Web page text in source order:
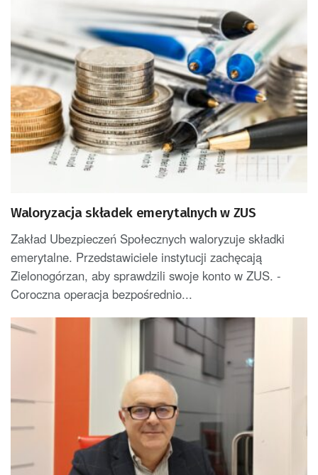
Waloryzacja składek emerytalnych w ZUS
Zakład Ubezpieczeń Społecznych waloryzuje składki
emerytalne. Przedstawiciele instytucji zachęcają
Zielonogórzan, aby sprawdzili swoje konto w ZUS. -
Coroczna operacja bezpośrednio...